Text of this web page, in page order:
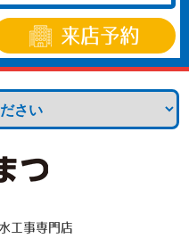
来店予約
工事専門店